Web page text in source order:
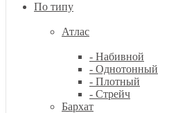
По типу
Атлас
- Набивной
- Однотонный
- Плотный
- Стрейч
Бархат